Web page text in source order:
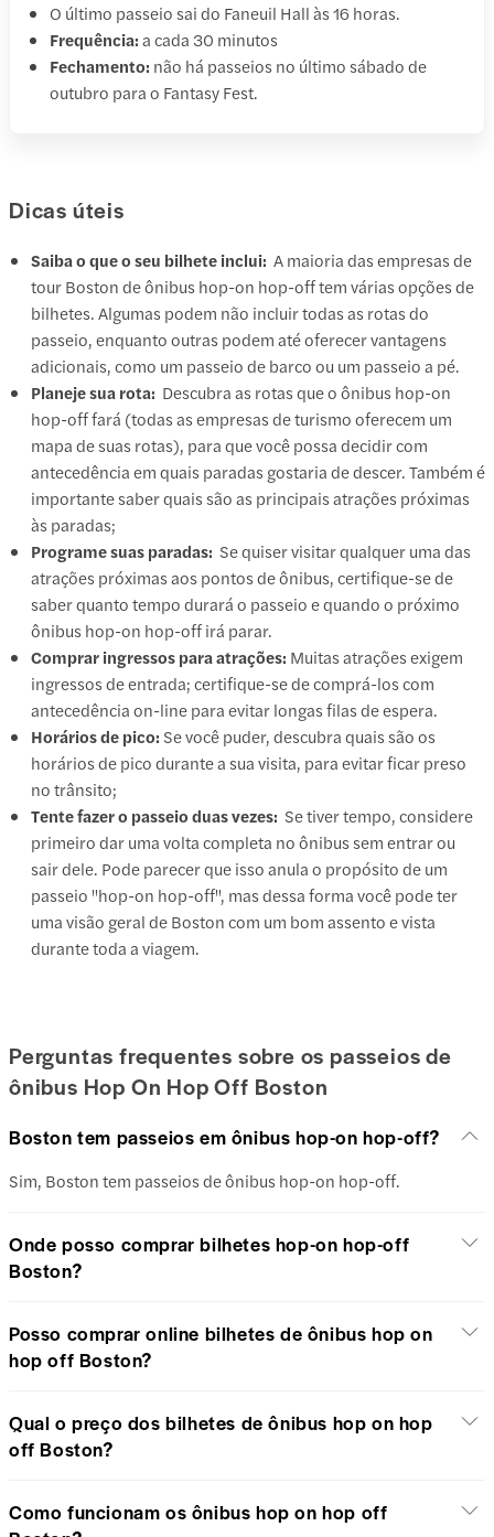
O último passeio sai do Faneuil Hall às 16 horas.
Frequência:a cada 30 minutos
Fechamento: não há passeios no último sábado de
outubro para o Fantasy Fest.
Dicas úteis
Saiba o que o seu bilhete inclui: A maioria das empresas de
tour Boston de ônibus hop-on hop-off tem várias opções de
bilhetes. Algumas podem não incluir todas as rotas do
passeio, enquanto outras podem até oferecer vantagens
adicionais, como um passeio de barco ou um passeio a pé.
Planeje sua rota: Descubra as rotas que o ônibus hop-on
hop-off fará (todas as empresas de turismo oferecem um
mapa de suas rotas), para que você possa decidir com
antecedência em quais paradas gostaria de descer. Também é
importante saber quais são as principais atrações próximas
às paradas;
Programe suas paradas: Se quiser visitar qualquer uma das
atrações próximas aos pontos de ônibus, certifique-se de
saber quanto tempo durará o passeio e quando o próximo
ônibus hop-on hop-off irá parar.
Comprar ingressos para atrações: Muitas atrações exigem
ingressos de entrada; certifique-se de comprá-los com
antecedência on-line para evitar longas filas de espera.
Horários de pico: Se você puder, descubra quais são os
horários de pico durante a sua visita, para evitar ficar preso
no trânsito;
Tente fazer o passeio duas vezes: Se tiver tempo, considere
primeiro dar uma volta completa no ônibus sem entrar ou
sair dele. Pode parecer que isso anula o propósito de um
passeio "hop-on hop-off", mas dessa forma você pode ter
uma visão geral de Boston com um bom assento e vista
durante toda a viagem.
Perguntas frequentes sobre os passeios de
ônibus Hop On Hop Off Boston
Boston tem passeios em ônibus hop-on hop-off?
Sim, Boston tem passeios de ônibus hop-on hop-off.
Onde posso comprar bilhetes hop-on hop-off
Boston?
Posso comprar online bilhetes de ônibus hop on
hop off Boston?
Qual o preço dos bilhetes de ônibus hop on hop
off Boston?
Como funcionam os ônibus hop on hop off